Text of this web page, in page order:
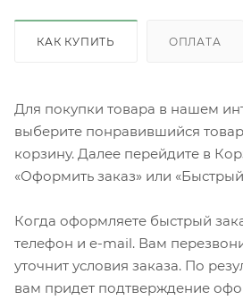
КАК КУПИТЬ ОПЛАТА
Для покупки товара в нашем
выберите понравившийся
корзину. Далее перейдите в
«Оформить заказ» или «Быстрый
Когда оформляете быстрый
телефон и e-mail. Вам
уточнит условия заказа. По
вам придет подтверждение